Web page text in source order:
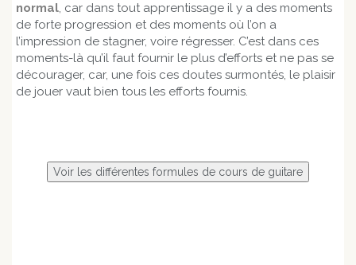
normal, car dans tout apprentissage il y a des moments
de forte progression et des moments où l’on a
l’impression de stagner, voire régresser. C’est dans ces
moments-là qu’il faut fournir le plus d’efforts et ne pas se
décourager, car, une fois ces doutes surmontés, le plaisir
de jouer vaut bien tous les efforts fournis.